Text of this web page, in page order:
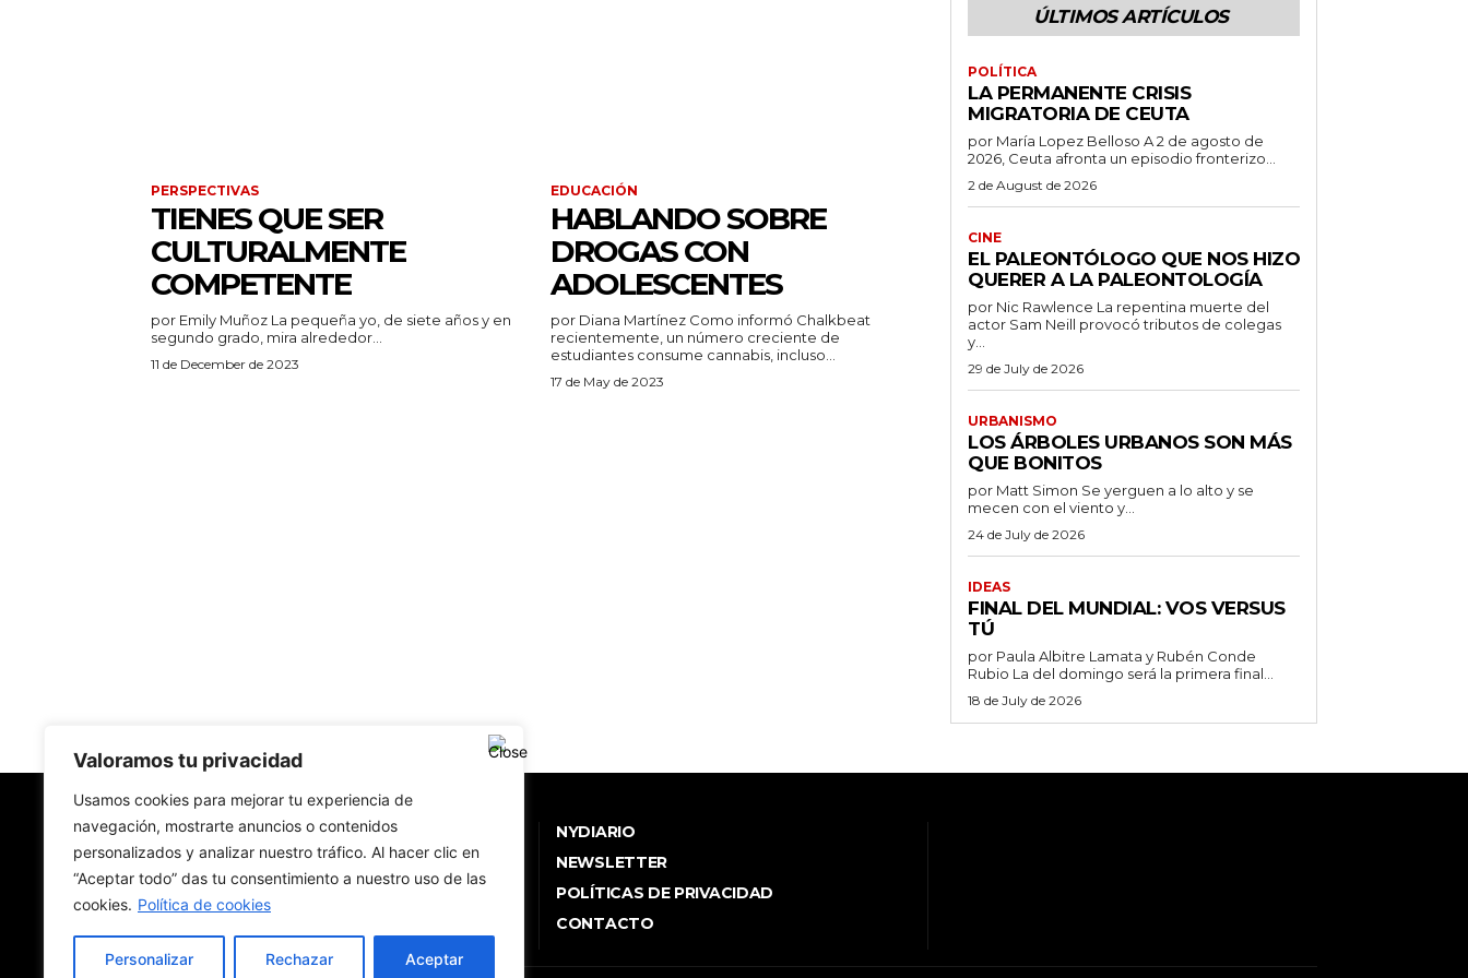
Valoramos tu privacidad
Usamos cookies para mejorar tu experiencia de
navegación, mostrarte anuncios o contenidos
personalizados y analizar nuestro tráfico. Al hacer clic en
“Aceptar todo” das tu consentimiento a nuestro uso de las
cookies. Política de cookies
Personalizar Rechazar Aceptar
PERSPECTIVAS
TIENES QUE SER
CULTURALMENTE
COMPETENTE
por Emily Muñoz La pequeña yo, de siete años y en
segundo grado, mira alrededor...
11 de December de 2023
EDUCACIÓN
HABLANDO SOBRE
DROGAS CON
ADOLESCENTES
por Diana Martínez Como informó Chalkbeat
recientemente, un número creciente de
estudiantes consume cannabis, incluso...
17 de May de 2023
ÚLTIMOS ARTÍCULOS
POLÍTICA
LA PERMANENTE CRISIS
MIGRATORIA DE CEUTA
por María Lopez Belloso A 2 de agosto de
2026, Ceuta afronta un episodio fronterizo...
2 de August de 2026
CINE
EL PALEONTÓLOGO QUE NOS HIZO
QUERER A LA PALEONTOLOGÍA
por Nic Rawlence La repentina muerte del
actor Sam Neill provocó tributos de colegas
y...
29 de July de 2026
URBANISMO
LOS ÁRBOLES URBANOS SON MÁS
QUE BONITOS
por Matt Simon Se yerguen a lo alto y se
mecen con el viento y...
24 de July de 2026
IDEAS
FINAL DEL MUNDIAL: VOS VERSUS
TÚ
por Paula Albitre Lamata y Rubén Conde
Rubio La del domingo será la primera final...
18 de July de 2026
New York Diario
Revista digital con nombre de diario de papel.
Hecha en Nueva York. En traducción. En español.
NYDIARIO
NEWSLETTER
POLÍTICAS DE PRIVACIDAD
CONTACTO